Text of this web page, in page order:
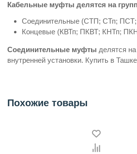
Кабельные муфты делятся на
Соединительные (СТП; СТп;
Концевые (КВТп; ПКВТ; КНТп;
Соединительные муфты делятся
внутренней установки. Купить в
Похожие товары